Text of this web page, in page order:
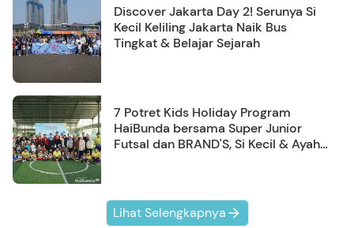
Discover Jakarta Day 2! Serunya Si
Kecil Keliling Jakarta Naik Bus
Tingkat & Belajar Sejarah
7 Potret Kids Holiday Program
HaiBunda bersama Super Junior
Futsal dan BRAND'S, Si Kecil & Ayah
Lihat Selengkapnya